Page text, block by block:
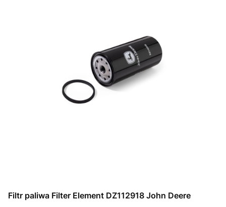
Filtr paliwa Filter Element DZ112918 John Deere